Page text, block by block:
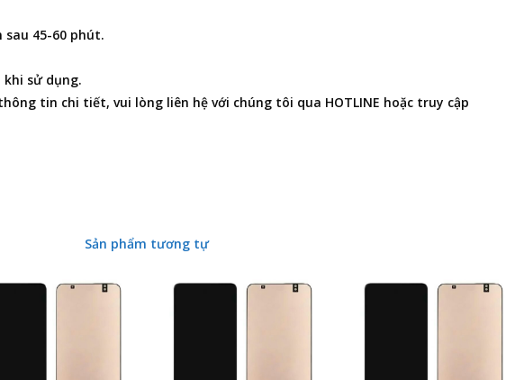
45-60 phút.
sử dụng.
tin chi tiết, vui lòng liên hệ với chúng tôi qua HOTLINE hoặc truy cập
Sản phẩm tương tự